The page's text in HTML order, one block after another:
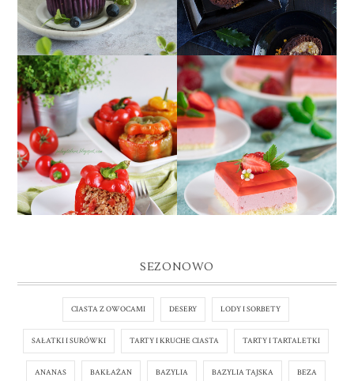
PAPRYKA
FASZEROWANA
MIĘSEM I PĘCZAKIEM
Z POMIDORAMI
PIANKA
TRUSKAWKOWA NA
BISZKOPCIE
SEZONOWO
CIASTA Z OWOCAMI DESERY LODY I SORBETY
SAŁATKI I SURÓWKI TARTY I KRUCHE CIASTA TARTY I TARTALETKI
ANANAS BAKŁAŻAN BAZYLIA BAZYLIA TAJSKA BEZA